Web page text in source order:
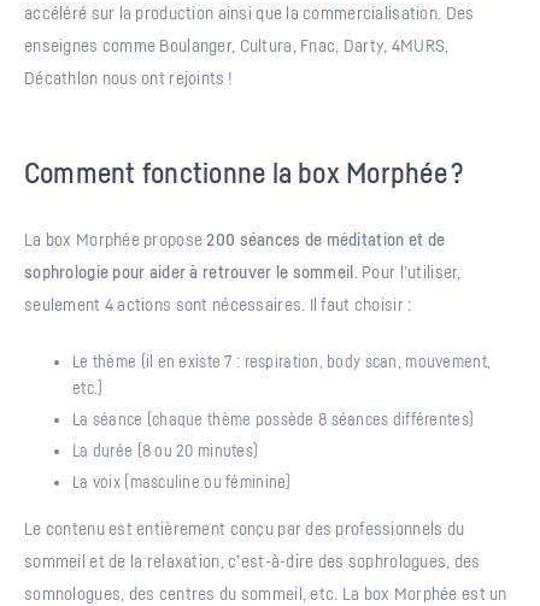
accéléré sur la production ainsi que la commercialisation. Des
enseignes comme Boulanger, Cultura, Fnac, Darty, 4MURS,
Décathlon nous ont rejoints !
Comment fonctionne la box Morphée ?
La box Morphée propose200 séances de méditation et de
sophrologie pour aider à retrouver le sommeil . Pour l’utiliser,
seulement 4 actions sont nécessaires. Il faut choisir :
Le thème (il en existe 7 : respiration, body scan, mouvement,
etc.)
La séance (chaque thème possède 8 séances différentes)
La durée (8 ou 20 minutes)
La voix (masculine ou féminine)
Le contenu est entièrement conçu par des professionnels du
sommeil et de la relaxation, c’est-à-dire des sophrologues, des
somnologues, des centres du sommeil, etc. La box Morphée est un